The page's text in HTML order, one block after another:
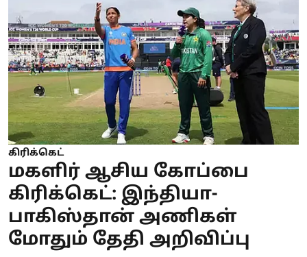
கிரிக்கெட்
மகளிர் ஆசிய கோப்பை
கிரிக்கெட்: இந்தியா-
பாகிஸ்தான் அணிகள்
மோதும் தேதி அறிவிப்பு